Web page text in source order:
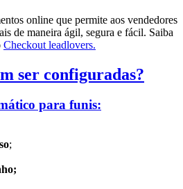
online que permite aos vendedores
de maneira ágil, segura e fácil. Saiba
Checkout leadlovers.
ser configuradas?
para funis:
;